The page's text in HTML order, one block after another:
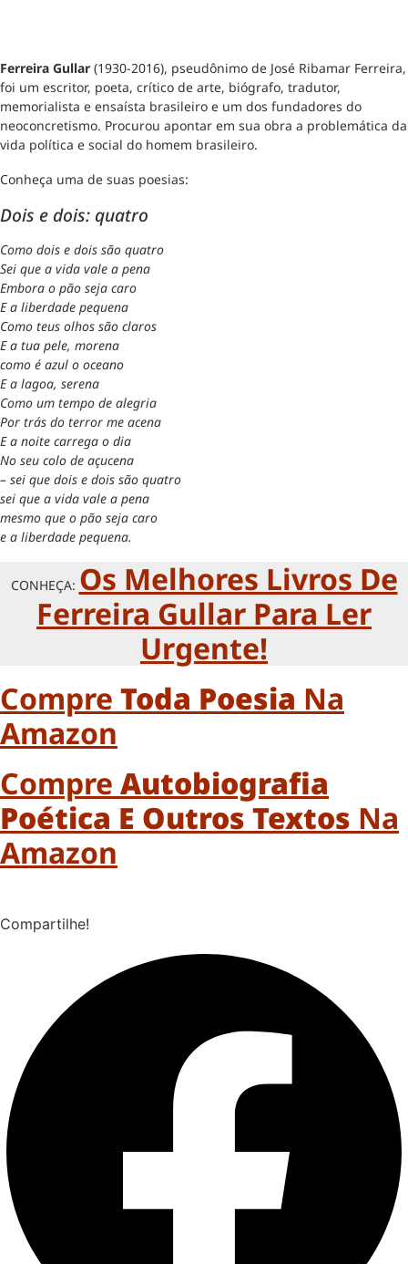
Ferreira Gullar (1930-2016), pseudônimo de José Ribamar Ferreira,
foi um escritor, poeta, crítico de arte, biógrafo, tradutor,
memorialista e ensaísta brasileiro e um dos fundadores do
neoconcretismo. Procurou apontar em sua obra a problemática da
vida política e social do homem brasileiro.
Conheça uma de suas poesias:
Dois e dois: quatro
Como dois e dois são quatro
Sei que a vida vale a pena
Embora o pão seja caro
E a liberdade pequena
Como teus olhos são claros
E a tua pele, morena
como é azul o oceano
E a lagoa, serena
Como um tempo de alegria
Por trás do terror me acena
E a noite carrega o dia
No seu colo de açucena
– sei que dois e dois são quatro
sei que a vida vale a pena
mesmo que o pão seja caro
e a liberdade pequena.
CONHEÇA: Os Melhores Livros De
Ferreira Gullar Para Ler
Urgente!
Compre Toda Poesia Na
Amazon
Compre Autobiografia
Poética E Outros Textos Na
Amazon
Compartilhe!